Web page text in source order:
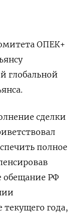
ОПЕК+
глобальной
сделки
полное
обещание РФ
года,